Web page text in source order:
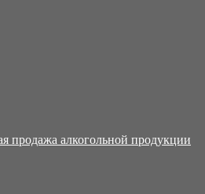
продажа алкогольной продукции